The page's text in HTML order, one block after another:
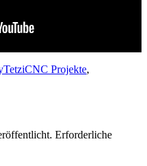
Kategorien
CNC Projekte,
Erforderliche